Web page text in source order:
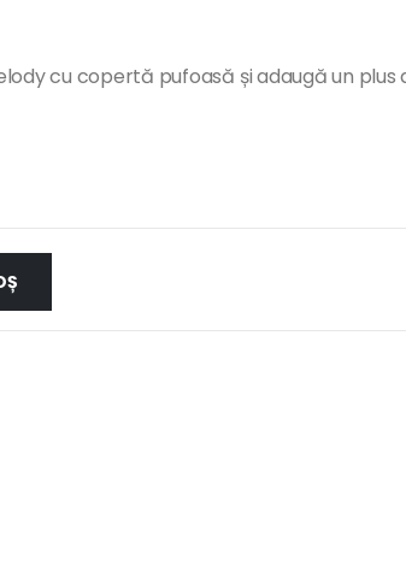
cu copertă pufoasă și adaugă un plus